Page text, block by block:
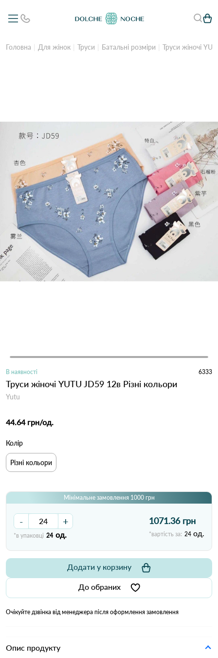
Головна Для жінок Труси Батальні розміри Труси жіночі
В наявності 6333
Труси жіночі YUTU JD59 12в Різні кольори
Yutu
44.64 грн/од.
Колір
Різні кольори
Мінімальне замовлення 1000 грн
- +
*в упаковці 24 од.
1071.36 грн
*вартість за: 24 од.
До обраних
Додати у корзину
Очікуйте дзвінка від менеджера після оформлення замовлення
Опис продукту